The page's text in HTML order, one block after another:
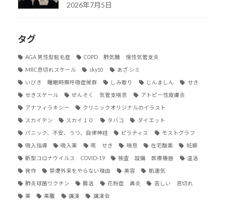
2026年7月5日
タグ
AGA 男性型脱毛症 COPD 肺気腫 慢性気管支炎
MRC息切れスケール sky10 あざ シミ
いびき 睡眠時無呼吸症候群 しみ取り じんましん せき
せきスケール ぜんそく 気管支喘息 アトピー性皮膚炎
アナフィラキシー クリニックオリジナルのイラスト
スカイテン スカイ１０ タバコ ダイエット
パニック、不安、うつ、自律神経 ピラティス モストグラフ
吸入指導 吸入薬 咳 せき 喘息 在宅酸素 妊娠
新型コロナウイルス COVID-19 検査 設備 医療機器 温活
発作 禁煙外来をやらない理由 美容 肌運気
肺炎球菌ワクチン 腸活 花粉症 鼻炎 苦しい 息切れ
薬 薬膳 講演 講演会